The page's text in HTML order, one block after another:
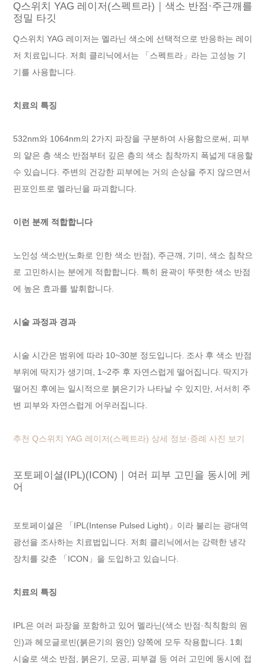
Q스위치 YAG 레이저(스펙트라)｜색소 반점·주근깨를
정밀 타깃
Q스위치 YAG 레이저는 멜라닌 색소에 선택적으로 반응하는 레이
저 치료입니다. 저희 클리닉에서는 「스펙트라」라는 고성능 기
기를 사용합니다.
치료의 특징
532nm와 1064nm의 2가지 파장을 구분하여 사용함으로써, 피부
의 얕은 층 색소 반점부터 깊은 층의 색소 침착까지 폭넓게 대응할
수 있습니다. 주변의 건강한 피부에는 거의 손상을 주지 않으면서
핀포인트로 멜라닌을 파괴합니다.
이런 분께 적합합니다
노인성 색소반(노화로 인한 색소 반점), 주근깨, 기미, 색소 침착으
로 고민하시는 분에게 적합합니다. 특히 윤곽이 뚜렷한 색소 반점
에 높은 효과를 발휘합니다.
시술 과정과 경과
시술 시간은 범위에 따라 10~30분 정도입니다. 조사 후 색소 반점
부위에 딱지가 생기며, 1~2주 후 자연스럽게 떨어집니다. 딱지가
떨어진 후에는 일시적으로 붉은기가 나타날 수 있지만, 서서히 주
변 피부와 자연스럽게 어우러집니다.
추천 Q스위치 YAG 레이저(스펙트라) 상세 정보·증례 사진 보기
포토페이셜(IPL)(ICON)｜여러 피부 고민을 동시에 케
어
포토페이셜은 「IPL(Intense Pulsed Light)」이라 불리는 광대역
광선을 조사하는 치료법입니다. 저희 클리닉에서는 강력한 냉각
장치를 갖춘 「ICON」을 도입하고 있습니다.
치료의 특징
IPL은 여러 파장을 포함하고 있어 멜라닌(색소 반점·칙칙함의 원
인)과 헤모글로빈(붉은기의 원인) 양쪽에 모두 작용합니다. 1회
시술로 색소 반점, 붉은기, 모공, 피부결 등 여러 고민에 동시에 접